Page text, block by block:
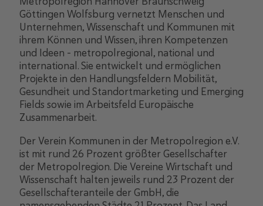
Göttingen Wolfsburg vernetzt Menschen und
Unternehmen, Wissenschaft und Kommunen mit
ihrem Können und Wissen, ihren Kompetenzen
und Ideen – metropolregional, national und
international. Sie entwickelt und ermöglichen
Projekte in den Handlungsfeldern Mobilität,
Gesundheit und Standortmarketing und Emerging
Fields sowie im Arbeitsfeld Europäische
Zusammenarbeit.
Der Verein Kommunen in der Metropolregion e.V.
ist mit rund 26 Prozent größter Gesellschafter
der Metropolregion. Die Vereine Wirtschaft und
Wissenschaft halten jeweils rund 23 Prozent der
Gesellschafteranteile der GmbH, die